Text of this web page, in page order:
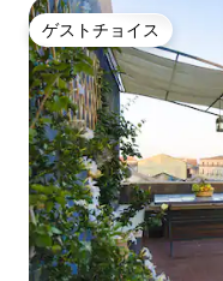
ゲストチョイス
ゲストチョイス